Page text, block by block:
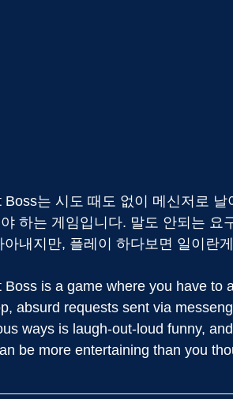
Boss는 시도 때도 없이 메신저로
하는 게임입니다. 말도 안되는 요
아내지만, 플레이 하다보면 일이란
Boss is a game where you have to
absurd requests sent via
ways is laugh-out-loud funny,
be more entertaining than you